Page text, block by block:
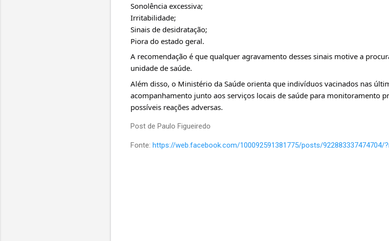
Sonolência excessiva;
Irritabilidade;
Sinais de desidratação;
Piora do estado geral.
A recomendação é que qualquer agravamento desses sinais motive a
unidade de saúde.
Além disso, o Ministério da Saúde orienta que indivíduos vacinados nas
acompanhamento junto aos serviços locais de saúde para monitoramento
possíveis reações adversas.
Post de Paulo Figueiredo
Fonte: https://web.facebook.com/100092591381775/posts/922883337474704/